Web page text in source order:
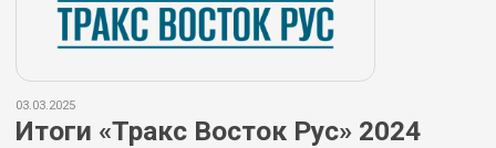
03.03.2025
Итоги «Тракс Восток Рус» 2024